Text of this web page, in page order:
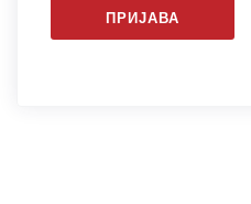
ПРИЈАВА